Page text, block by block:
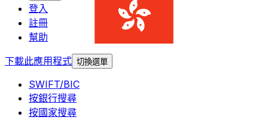
登入
註冊
幫助
下載此應用程式 切換選單
SWIFT/BIC
按銀行搜尋
按國家搜尋